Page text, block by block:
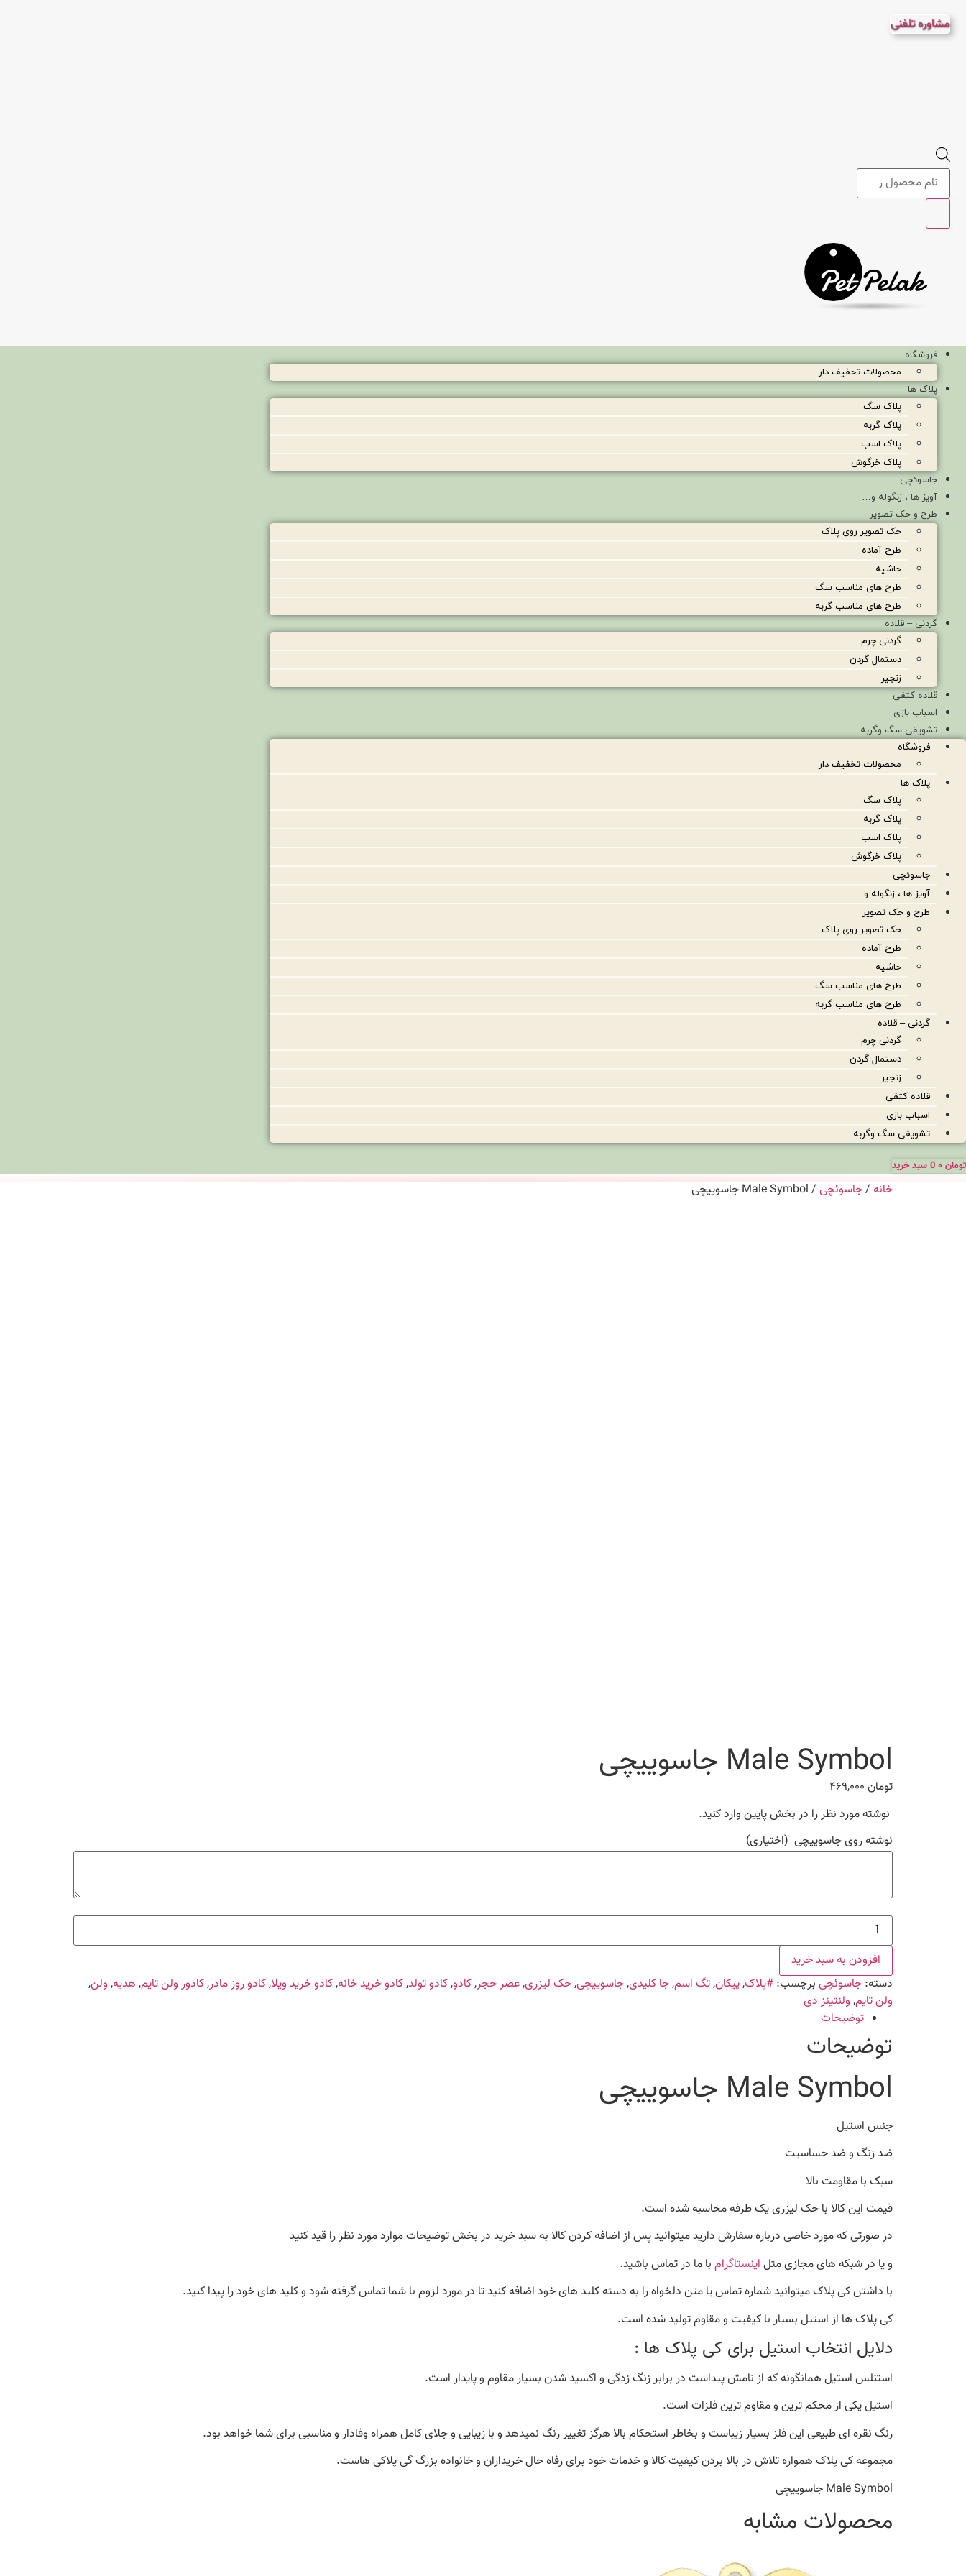
محتوا
مشاوره تلفنی
Products
search
فروشگاه
محصولات تخفیف دار
پلاک ها
پلاک سگ
پلاک گربه
پلاک اسب
پلاک خرگوش
جاسوئچی
آویز ها ، زنگوله و…
طرح و حک تصویر
حک تصویر روی پلاک
طرح آماده
حاشیه
طرح های مناسب سگ
طرح های مناسب گربه
گردنی – قلاده
گردنی چرم
دستمال گردن
زنجیر
قلاده کتفی
اسباب بازی
تشویقی سگ وگربه
فروشگاه
محصولات تخفیف دار
پلاک ها
پلاک سگ
پلاک گربه
پلاک اسب
پلاک خرگوش
جاسوئچی
آویز ها ، زنگوله و…
طرح و حک تصویر
حک تصویر روی پلاک
طرح آماده
حاشیه
طرح های مناسب سگ
طرح های مناسب گربه
گردنی – قلاده
گردنی چرم
دستمال گردن
زنجیر
قلاده کتفی
اسباب بازی
تشویقی سگ وگربه
تومان 0 سبد خرید
خانه /جاسوئچی / Male Symbol جاسوییچی
Male Symbol جاسوییچی
تومان
نوشته مورد نظر را در بخش پایین وارد کنید.
نوشته روی جاسوییچی (اختیاری)
Male
Symbol
جاسوییچی
عددافزودن به سبد خرید
دسته: جاسوئچی برچسب: #پلاک,پیکان,تگ اسم,جا کلیدی,جاسوییچی,حک لیزری,عصر حجر,کادو,کادو تولد,کادو خرید خانه,کادو خرید ویلا,کادو روز مادر,کادور ولن تایم, هدیه, ولن,
ولن تایم, ولنتینز دی
توضیحات
توضیحات
Male Symbol جاسوییچی
جنس استیل
ضد زنگ و ضد حساسیت
سبک با مقاومت بالا
قیمت این کالا با حک لیزری یک طرفه محاسبه شده است.
در صورتی که مورد خاصی درباره سفارش دارید میتوانید پس از اضافه کردن کالا به سبد خرید در بخش توضیحات موارد مورد نظر را قید کنید
و یا در شبکه های مجازی مثل اینستاگرام با ما در تماس باشید.
با داشتن کی پلاک میتوانید شماره تماس یا متن دلخواه را به دسته کلید های خود اضافه کنید تا در مورد لزوم با شما تماس گرفته شود و کلید های خود را پیدا کنید.
کی پلاک ها از استیل بسیار با کیفیت و مقاوم تولید شده است.
دلایل انتخاب استیل برای کی پلاک ها :
استنلس استیل همانگونه که از نامش پیداست در برابر زنگ زدگی و اکسید شدن بسیار مقاوم و پایدار است.
استیل یکی از محکم ترین و مقاوم ترین فلزات است.
رنگ نقره ای طبیعی این فلز بسیار زیباست و بخاطر استحکام بالا هرگز تغییر رنگ نمیدهد و با زیبایی و جلای کامل همراه وفادار و مناسبی برای شما خواهد بود.
مجموعه کی پلاک همواره تلاش در بالا بردن کیفیت کالا و خدمات خود برای رفاه حال خریداران و خانواده بزرگ گی پلاکی هاست.
Male Symbol جاسوییچی
محصولات مشابه